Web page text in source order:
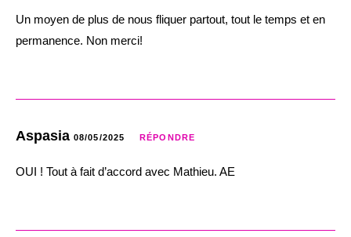
Un moyen de plus de nous fliquer partout, tout le temps et en
permanence. Non merci!
Aspasia 08/05/2025 RÉPONDRE
OUI ! Tout à fait d’accord avec Mathieu. AE